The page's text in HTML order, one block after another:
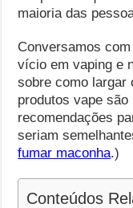
maioria das
Conversamos
vício em vaping e
sobre como largar
produtos vape
recomendações
seriam
fumar maconha.)
Conteúdos